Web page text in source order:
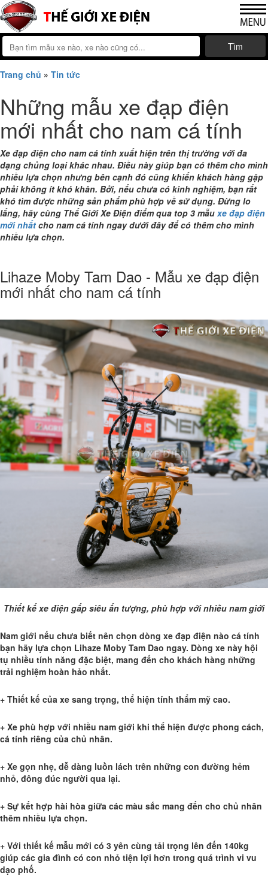
Tìm
Trang chủ » Tin tức
Những mẫu xe đạp điện
mới nhất cho nam cá tính
Xe đạp điện cho nam cá tính xuất hiện trên thị trường với đa
dạng chủng loại khác nhau. Điều này giúp bạn có thêm cho mình
nhiều lựa chọn nhưng bên cạnh đó cũng khiến khách hàng gặp
phải không ít khó khăn. Bởi, nếu chưa có kinh nghiệm, bạn rất
khó tìm được những sản phẩm phù hợp về sử dụng. Đừng lo
lắng, hãy cùng Thế Giới Xe Điện điểm qua top 3 mẫu xe đạp điện
mới nhất cho nam cá tính ngay dưới đây để có thêm cho mình
nhiều lựa chọn.
Lihaze Moby Tam Dao - Mẫu xe đạp điện
mới nhất cho nam cá tính
Thiết kế xe điện gấp siêu ấn tượng, phù hợp với nhiều nam giới
Nam giới nếu chưa biết nên chọn dòng xe đạp điện nào cá tính
bạn hãy lựa chọn Lihaze Moby Tam Dao ngay. Dòng xe này hội
tụ nhiều tính năng đặc biệt, mang đến cho khách hàng những
trải nghiệm hoàn hảo nhất.
+ Thiết kế của xe sang trọng, thể hiện tính thẩm mỹ cao.
+ Xe phù hợp với nhiều nam giới khi thể hiện được phong cách,
cá tính riêng của chủ nhân.
+ Xe gọn nhẹ, dễ dàng luồn lách trên những con đường hẻm
nhỏ, đông đúc người qua lại.
+ Sự kết hợp hài hòa giữa các màu sắc mang đến cho chủ nhân
thêm nhiều lựa chọn.
+ Với thiết kế mẫu mới có 3 yên cùng tải trọng lên đến 140kg
giúp các gia đình có con nhỏ tiện lợi hơn trong quá trình vi vu
dạo phố.